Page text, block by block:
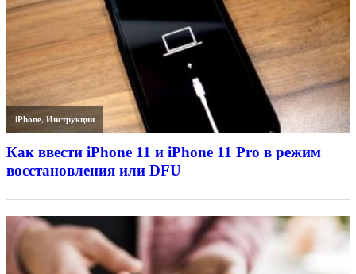
iPhone,Инструкции
Как ввести iPhone 11 и iPhone 11 Pro в режим
восстановления или DFU